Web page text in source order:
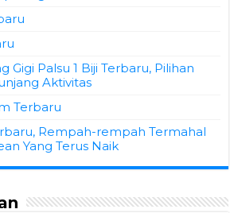
Gigi Palsu 1 Biji Terbaru, Pilihan
Aktivitas
Terbaru
Rempah-rempah Termahal
Yang Terus Naik